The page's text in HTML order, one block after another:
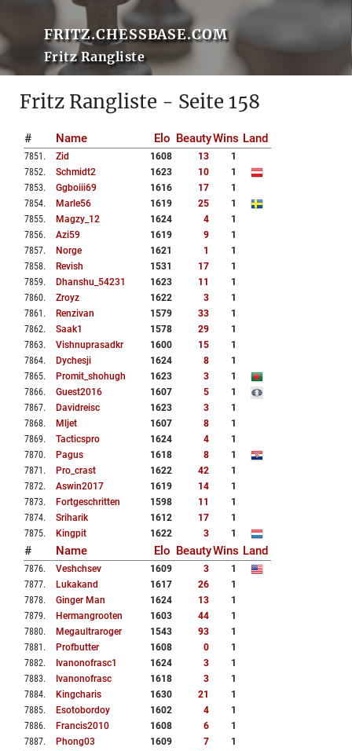
FRITZ.CHESSBASE.COM
Fritz Rangliste
Fritz Rangliste - Seite 158
# Name Elo BeautyWins Land
7851 . Zid 1608 13
1
7852. Schmidt2 1623 10
1
7853. Ggboiii69 1616 17
1
7854. Marle56 1619 25
1
7855. Magzy_12 1624 4
1
7856. Azi59 1619 9
1
7857. Norge 1621 1
1
7858. Revish 1531 17
1
7859. Dhanshu_54231 1623 11
1
7860. Zroyz 1622 3
1
7861 . Renzivan 1579 33
1
7862. Saak1 1578 29
1
7863. Vishnuprasadkr 1600 15
1
7864. Dychesji 1624 8
1
7865. Promit_shohugh 1623 3
1
7866. Guest2016 1607 5
1
7867. Davidreisc 1623 3
1
7868. Mljet 1607 8
1
7869. Tacticspro 1624 4
1
7870. Pagus 1618 8
1
7871 . Pro_crast 1622 42
1
7872. Aswin2017 1619 14
1
7873. Fortgeschritten 1598 11
1
7874. Sriharik 1612 17
1
7875. Kingpit 1622 3 1
# Name Elo BeautyWins Land
7876. Veshchsev 1609 3
1
7877. Lukakand 1617 26
1
7878. Ginger Man 1624 13
1
7879. Hermangrooten 1603 44
1
7880. Megaultraroger 1543 93
1
7881 . Profbutter 1608 0
1
7882. Ivanonofrasc1 1624 3
1
7883. Ivanonofrasc 1618 3
1
7884. Kingcharis 1630 21
1
7885. Esotobordoy 1602 4
1
7886. Francis2010 1608 6
1
7887. Phong03 1609 7
1